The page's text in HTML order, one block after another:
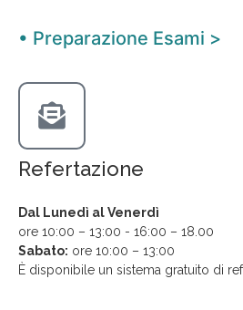
• Preparazione Esami >
Refertazione
Dal Lunedì al Venerdì
ore 10:00 – 13:00 - 16:00 – 18.00
Sabato: ore 10:00 – 13:00
È disponibile un sistema gratuito di